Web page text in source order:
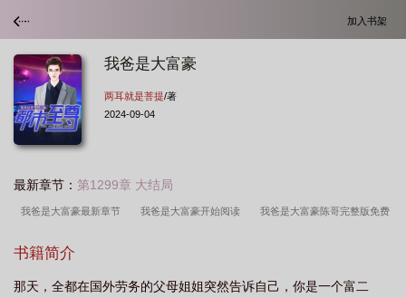
加入书架
我爸是大富豪
两耳就是菩提/著
2024-09-04
最新章节： 第1299章 大结局
我爸是大富豪最新章节 我爸是大富豪开始阅读 我爸是大富豪陈哥完整版免费
我的 我爸是大富豪笔趣阁
读 我爸是大富豪 笔趣阁 我爸是大富豪短剧 我爸是大富豪漫画 我爸是
书籍简介
那天，全都在国外劳务的父母姐姐突然告诉自己，你是一个富二